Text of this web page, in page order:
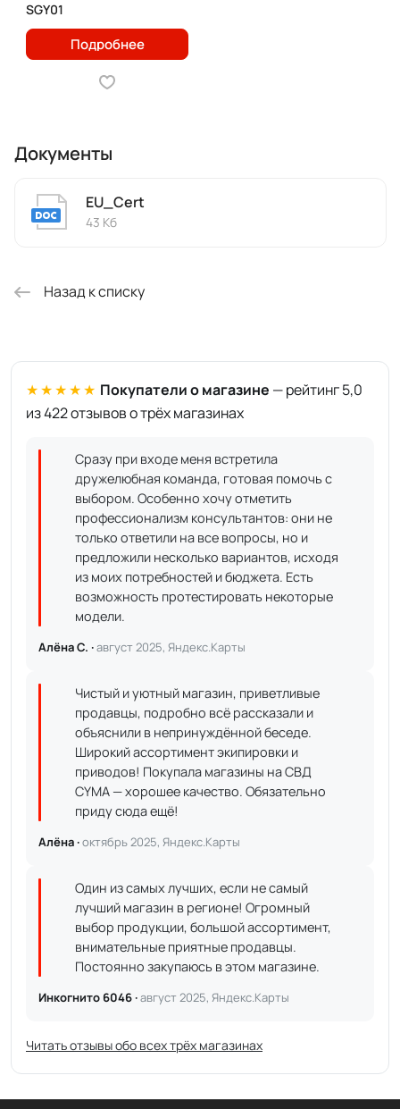
SGY01
Подробнее
Документы
EU_Cert
43 Кб
Назад к списку
★★★★★ Покупатели о магазине — рейтинг 5,0
из 422 отзывов о трёх магазинах
Сразу при входе меня встретила
дружелюбная команда, готовая помочь с
выбором. Особенно хочу отметить
профессионализм консультантов: они не
только ответили на все вопросы, но и
предложили несколько вариантов, исходя
из моих потребностей и бюджета. Есть
возможность протестировать некоторые
модели.
Алёна С. ·август 2025, Яндекс.Карты
Чистый и уютный магазин, приветливые
продавцы, подробно всё рассказали и
объяснили в непринуждённой беседе.
Широкий ассортимент экипировки и
приводов! Покупала магазины на СВД
CYMA — хорошее качество. Обязательно
приду сюда ещё!
Алёна ·октябрь 2025, Яндекс.Карты
Один из самых лучших, если не самый
лучший магазин в регионе! Огромный
выбор продукции, большой ассортимент,
внимательные приятные продавцы.
Постоянно закупаюсь в этом магазине.
Инкогнито 6046 ·август 2025, Яндекс.Карты
Читать отзывы обо всех трёх магазинах